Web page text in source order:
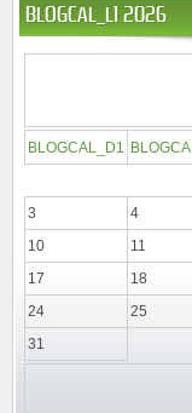
BLOGCAL_L1 2026
BLOGCAL_D1
3 4
10
11
17
18
24
25
31